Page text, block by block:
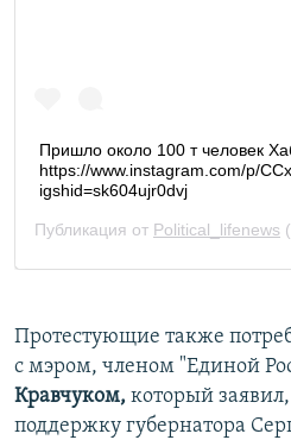
Протестующие также
с мэром, членом "Единой
Кравчуком, который
поддержку губернатора